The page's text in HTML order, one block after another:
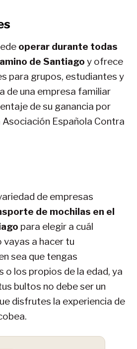
operar durante todas
de Santiago y ofrece
para grupos, estudiantes y
de una empresa familiar
de su ganancia por
Asociación Española Contra
de empresas
de mochilas en el
para elegir a cuál
a hacer tu
sea que tengas
o los propios de la edad, ya
bultos no debe ser un
disfrutes la experiencia de